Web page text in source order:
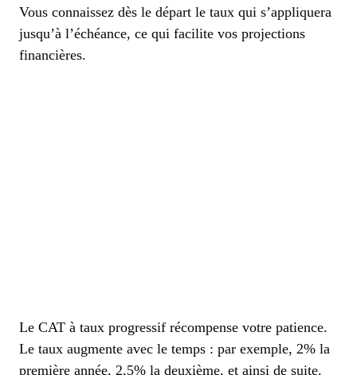
Vous connaissez dès le départ le taux qui s’appliquera
jusqu’à l’échéance, ce qui facilite vos projections
financières.
Le CAT à taux progressif récompense votre patience.
Le taux augmente avec le temps : par exemple, 2% la
première année, 2,5% la deuxième, et ainsi de suite.